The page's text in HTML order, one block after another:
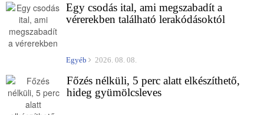
Egy csodás ital, ami megszabadít a
vérerekben található lerakódásoktól
Egyéb 2026. 08. 08.
Főzés nélküli, 5 perc alatt elkészíthető,
hideg gyümölcsleves